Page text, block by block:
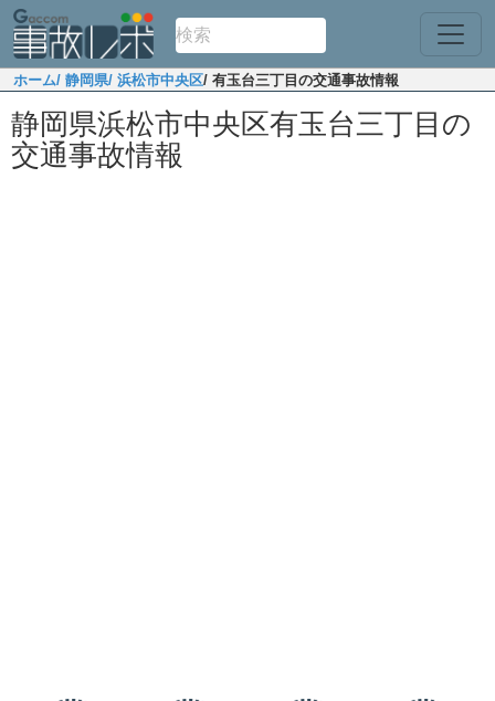
ホーム/ 静岡県/ 浜松市中央区/ 有玉台三丁目の交通事故情報
静岡県浜松市中央区有玉台三丁目の
交通事故情報